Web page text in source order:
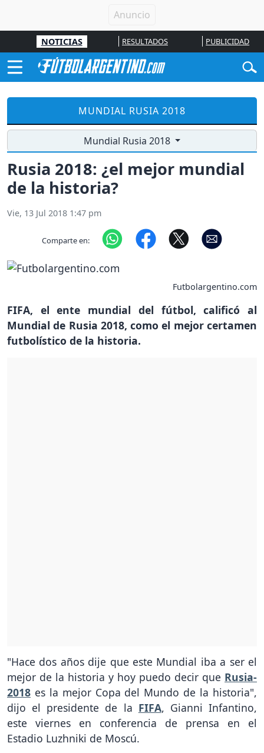
NOTICIAS RESULTADOS PUBLICIDAD
MUNDIAL RUSIA 2018
Mundial Rusia 2018
Rusia 2018: ¿el mejor mundial
de la historia?
Vie, 13 Jul 2018 1:47 pm
Comparte en:
Futbolargentino.com
FIFA, el ente mundial del fútbol, calificó al
Mundial de Rusia 2018, como el mejor certamen
futbolístico de la historia.
"Hace dos años dije que este Mundial iba a ser el
mejor de la historia y hoy puedo decir que Rusia-
2018 es la mejor Copa del Mundo de la historia",
dijo el presidente de la FIFA, Gianni Infantino,
este viernes en conferencia de prensa en el
Estadio Luzhniki de Moscú.